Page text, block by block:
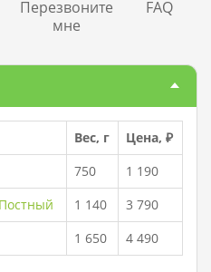
Вес, г
Цена, ₽
750
1 190
1 140
3 790
1 650 4 490
Перезвоните
мне
FAQ